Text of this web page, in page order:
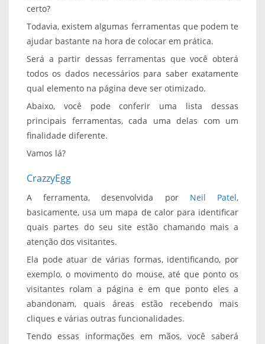
certo?
Todavia, existem algumas ferramentas que podem te
ajudar bastante na hora de colocar em prática.
Será a partir dessas ferramentas que você obterá
todos os dados necessários para saber exatamente
qual elemento na página deve ser otimizado.
Abaixo, você pode conferir uma lista dessas
principais ferramentas, cada uma delas com um
finalidade diferente.
Vamos lá?
CrazzyEgg
A ferramenta, desenvolvida por Neil Patel,
basicamente, usa um mapa de calor para identificar
quais partes do seu site estão chamando mais a
atenção dos visitantes.
Ela pode atuar de várias formas, identificando, por
exemplo, o movimento do mouse, até que ponto os
visitantes rolam a página e em que ponto eles a
abandonam, quais áreas estão recebendo mais
cliques e várias outras funcionalidades.
Tendo essas informações em mãos, você saberá